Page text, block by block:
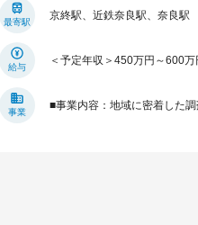
最寄駅
京終駅、近鉄奈良駅、奈良駅
給与
＜予定年収＞450万円～600
事業
■事業内容：地域に密着した